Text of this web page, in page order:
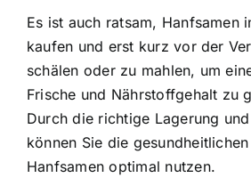
Es ist auch ratsam, Hanfsamen
kaufen und erst kurz vor der
schälen oder zu mahlen, um
Frische und Nährstoffgehalt zu
Durch die richtige Lagerung
können Sie die
Hanfsamen optimal nutzen.